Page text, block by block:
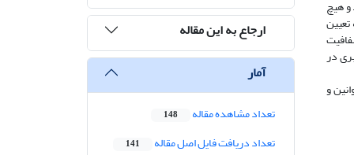
و هیچ
در
و
ارجاع به این مقاله
آمار
تعداد مشاهده مقاله 148
تعداد دریافت فایل اصل مقاله 141